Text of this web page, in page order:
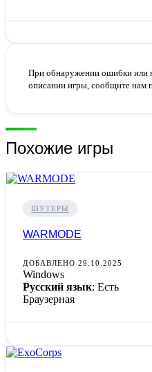
При обнаружении ошибки или
описании игры, сообщите нам
Похожие игры
ШУТЕРЫ
WARMODE
ДОБАВЛЕНО 29.10.2025
Windows
Русский язык: Есть
Браузерная